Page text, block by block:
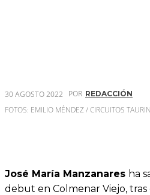
30 AGOSTO 2022 POR REDACCIÓN
FOTOS: EMILIO MÉNDEZ / CIRCUITOS
José María Manzanares ha
debut en Colmenar Viejo,